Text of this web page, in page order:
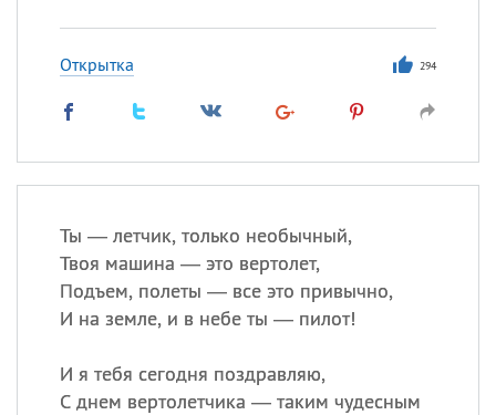
Открытка 294
Ты — летчик, только необычный,
Твоя машина — это вертолет,
Подъем, полеты — все это привычно,
И на земле, и в небе ты — пилот!
И я тебя сегодня поздравляю,
С днем вертолетчика — таким чудесным